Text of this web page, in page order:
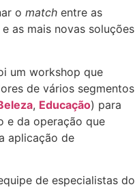
o match entre as
as mais novas soluções
um workshop que
de vários segmentos
, Educação) para
e da operação que
aplicação de
de especialistas do